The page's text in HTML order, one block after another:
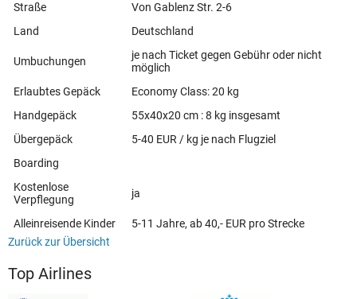
Straße
Von Gablenz Str. 2-6
Land
Deutschland
Umbuchungen
je nach Ticket gegen Gebühr oder nicht
möglich
Erlaubtes Gepäck
Economy Class: 20 kg
Handgepäck
55x40x20 cm : 8 kg insgesamt
Übergepäck
5-40 EUR / kg je nach Flugziel
Boarding
Kostenlose
Verpflegung
ja
Alleinreisende Kinder
5-11 Jahre, ab 40,- EUR pro Strecke
Zurück zur Übersicht
Top Airlines